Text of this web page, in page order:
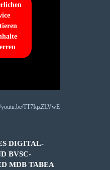
DIGITAL-
BVSC-
MDB TABEA